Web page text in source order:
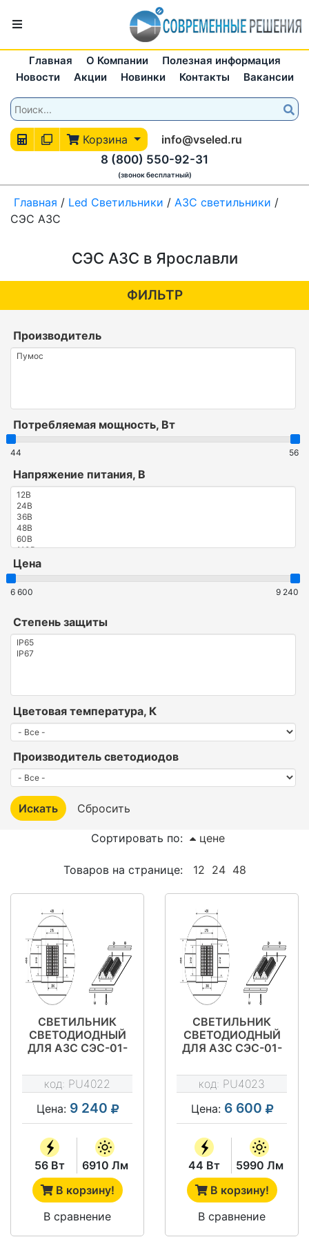
Главная О Компании
Полезная информация
Новости
Акции Новинки Контакты Вакансии
Корзина
info@vseled.ru
8 (800) 550-92-31
(звонок бесплатный)
Главная / Led Светильники / АЗС светильники /
СЭС АЗС
СЭС АЗС в Ярославли
ФИЛЬТР
Производитель
Потребляемая мощность, Вт
44 56
Напряжение питания, В
Цена
6 600 9 240
Степень защиты
Цветовая температура, К
Производитель светодиодов
Сортировать по: цене
Товаров на странице: 12 24 48
СВЕТИЛЬНИК
СВЕТОДИОДНЫЙ
ДЛЯ АЗС СЭС-01-
код: PU4022
Цена: 9 240
56 Вт
6910 Лм
В корзину!
В сравнение
СВЕТИЛЬНИК
СВЕТОДИОДНЫЙ
ДЛЯ АЗС СЭС-01-
код: PU4023
Цена: 6 600
44 Вт
5990 Лм
В корзину!
В сравнение